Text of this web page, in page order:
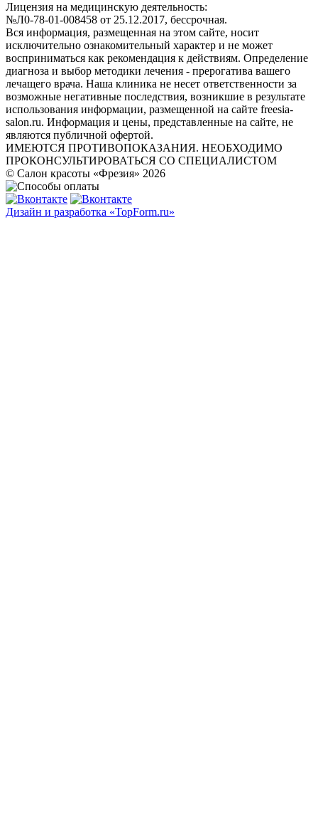
Лицензия на медицинскую деятельность:
№Л0-78-01-008458 от 25.12.2017, бессрочная.
Вся информация, размещенная на этом сайте, носит
исключительно ознакомительный характер и не может
восприниматься как рекомендация к действиям. Определение
диагноза и выбор методики лечения - прерогатива вашего
лечащего врача. Наша клиника не несет ответственности за
возможные негативные последствия, возникшие в результате
использования информации, размещенной на сайте freesia-
salon.ru. Информация и цены, представленные на сайте, не
являются публичной офертой.
ИМЕЮТСЯ ПРОТИВОПОКАЗАНИЯ. НЕОБХОДИМО
ПРОКОНСУЛЬТИРОВАТЬСЯ СО СПЕЦИАЛИСТОМ
© Салон красоты «Фрезия» 2026
Дизайн и разработка «TopForm.ru»